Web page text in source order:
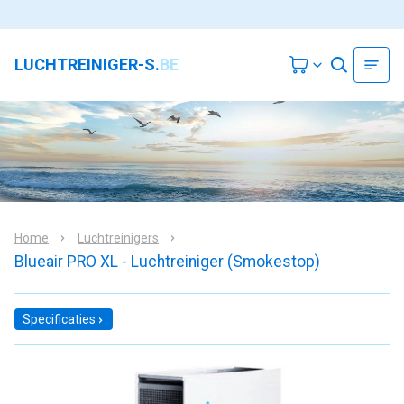
LUCHTREINIGER-S.BE
Home Luchtreinigers
Blueair PRO XL - Luchtreiniger (Smokestop)
Specificaties